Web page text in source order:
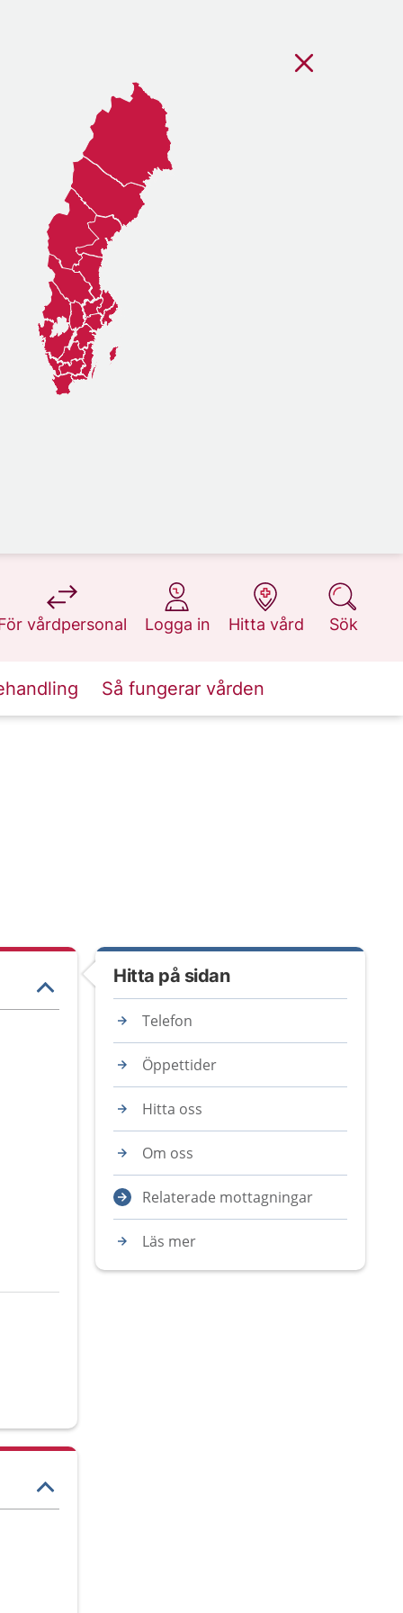
vårdpersonal
på 1177.se
Logga in
på 1177.se
Hitta vård
på 1177.se
Sök
på 1177.se
Så fungerar vården
Hitta på sidan
Telefon
Öppettider
Hitta oss
Om oss
Relaterade mottagningar
Läs mer